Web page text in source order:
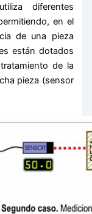
diferentes
en el
de una pieza
están dotados
de la
pieza (sensor